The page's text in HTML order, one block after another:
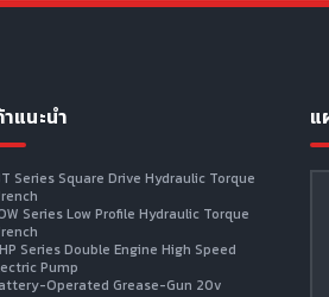
แนะนำ
Series Square Drive Hydraulic Torque
Series Low Profile Hydraulic Torque
Series Double Engine High Speed
Pump
Operated Grease-Gun 20v
แ